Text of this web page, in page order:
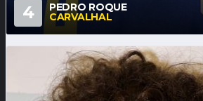
4 PEDRO ROQUE
CARVALHAL